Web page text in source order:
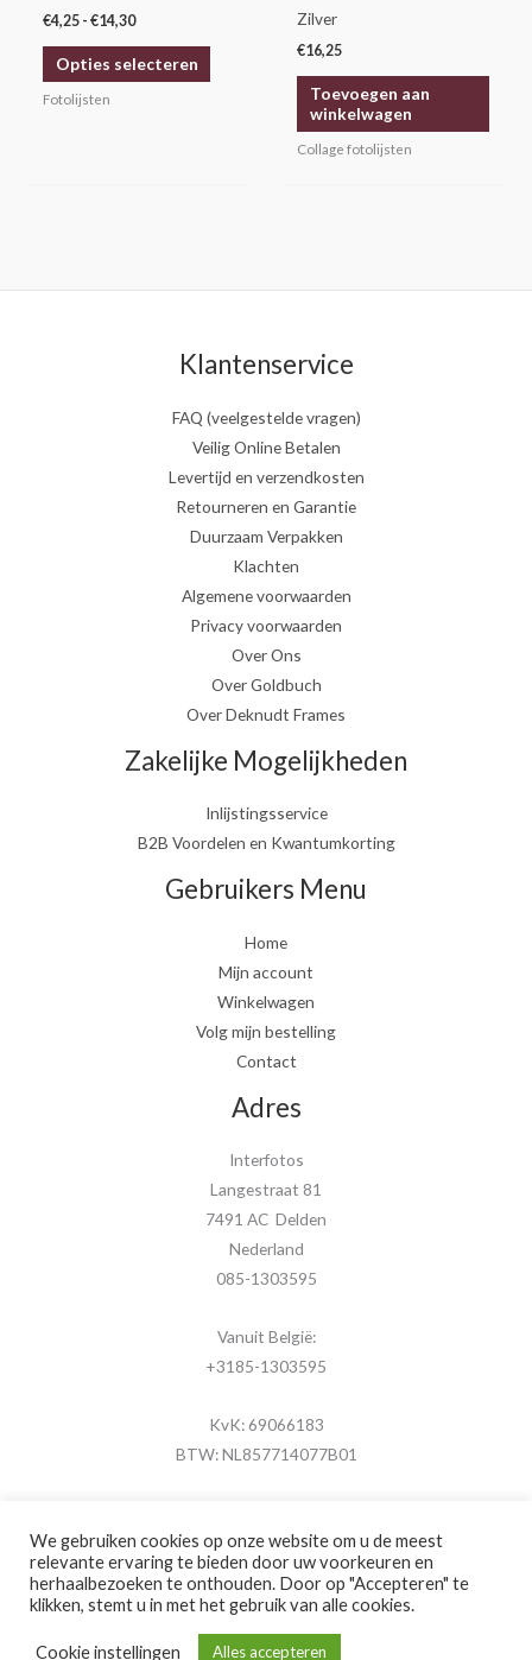
€4,25 - €14,30
Opties selecteren
productpagina
Fotolijsten
Zilver
€16,25
Toevoegen aan
winkelwagen
Collage fotolijsten
Klantenservice
FAQ (veelgestelde vragen)
Veilig Online Betalen
Levertijd en verzendkosten
Retourneren en Garantie
Duurzaam Verpakken
Klachten
Algemene voorwaarden
Privacy voorwaarden
Over Ons
Over Goldbuch
Over Deknudt Frames
Zakelijke Mogelijkheden
Inlijstingsservice
B2B Voordelen en Kwantumkorting
Gebruikers Menu
Home
Mijn account
Winkelwagen
Volg mijn bestelling
Contact
Adres
Interfotos
Langestraat 81
7491 AC Delden
Nederland
085-1303595
Vanuit België:
+3185-1303595
KvK: 69066183
BTW: NL857714077B01
Copyright © 2026 MijnFotolijstje.nl
Powered by Brouwer Digitaal
We gebruiken cookies op onze website om u de meest
relevante ervaring te bieden door uw voorkeuren en
herhaalbezoeken te onthouden. Door op "Accepteren" te
klikken, stemt u in met het gebruik van alle cookies.
Cookie instellingen Alles accepteren